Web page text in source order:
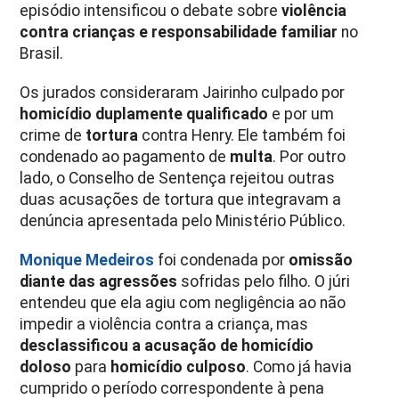
episódio intensificou o debate sobreviolência
contra crianças e responsabilidade familiar no
Brasil.
Os jurados consideraram Jairinho culpado por
homicídio duplamente qualificado e por um
crime de tortura contra Henry. Ele também foi
condenado ao pagamento de multa. Por outro
lado, o Conselho de Sentença rejeitou outras
duas acusações de tortura que integravam a
denúncia apresentada pelo Ministério Público.
Monique Medeiros foi condenada por omissão
diante das agressões sofridas pelo filho. O júri
entendeu que ela agiu com negligência ao não
impedir a violência contra a criança, mas
desclassificou a acusação de homicídio
doloso para homicídio culposo. Como já havia
cumprido o período correspondente à pena